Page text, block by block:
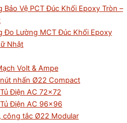
Bảo Vệ PCT Đúc Khối Epoxy Tròn –
Đo Lường MCT Đúc Khối Epoxy
Nhật
Volt & Ampe
nhấn Ø22 Compact
Điện AC 72×72
Điện AC 96×96
công tắc Ø22 Modular